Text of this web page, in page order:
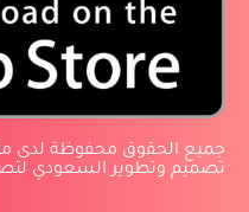
‏جميع الحقوق محفوظة لدى
‏تصميم وتطوير السعودي